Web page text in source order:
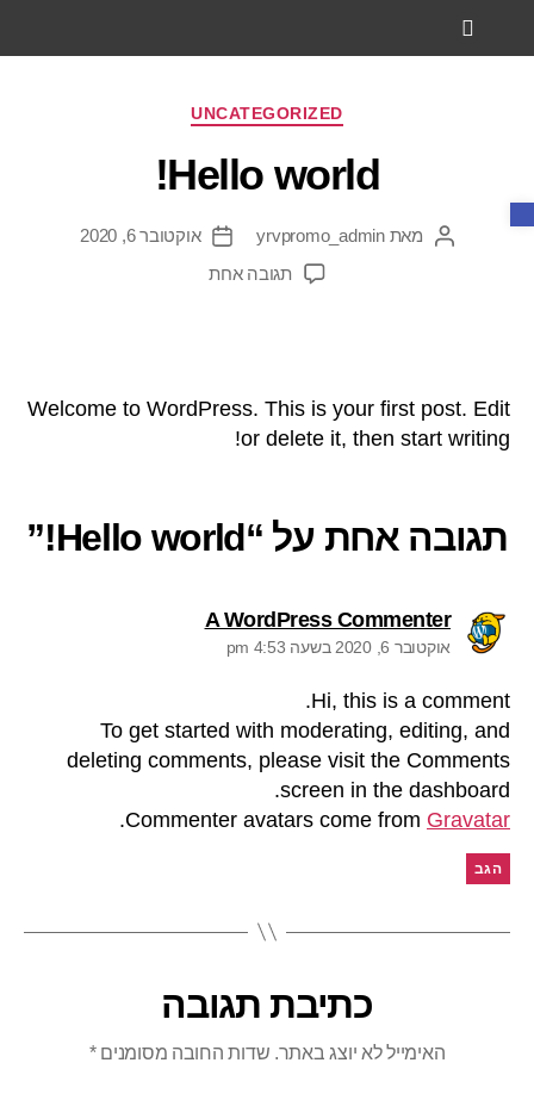
פתח סרגל נגישות
UNCATEGORIZED
Hello world!
מאתyrvpromo_admin
אוקטובר 6, 2020
תגובה אחת
Welcome to WordPress. This is your first post. Edit
or delete it, then start writing!
תגובה אחת על “Hello world!”
A WordPress Commenter
אוקטובר 6, 2020 בשעה 4:53 pm
Hi, this is a comment.
To get started with moderating, editing, and
deleting comments, please visit the Comments
screen in the dashboard.
Commenter avatars come from Gravatar
.
הגב
כתיבת תגובה
האימייל לא יוצג באתר. שדות החובה מסומנים*